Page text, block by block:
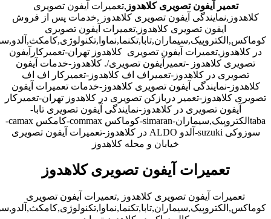
تعمیر آیفون تصویری کلاهدوز ,تعمیرات آیفون تصویری
کلاهدوز,نمایندگی آیفون تصویری کلاهدوز ,خدمات پس از فروش
ایفون تصویری کلاهدوز,تعمیرات آیفون تصویری
در کلاهدوز,تعمیرات آیفون تصویری کلاهدوز تهران-تعمیرکارآیفون
تصویری کلاهدوز -تعمیرآیفون تصویری/. کلاهدوز-خدمات آیفون
تصویری در کلاهدوز-تعمیراف اف کلاهدوز-تعمیرکار اف اف
کلاهدوز-نمایندگی آیفون تصویری کلاهدوز-خدمات تعمیرات آیفون
تصویری کلاهدوز-تعمیر دربازکن تصویری در کلاهدوز تهران-تعمیرکار
آیفون تصویری در کلاهدوز-نمایندگی آیفون تصویری تابا-
tabaالکتروپیک,سیماران-simaran-کوماکس commax-کامکس camax-
سوزوکی suzuki-آلدو ALDO در کلاهدوز-تعمیرات آیفون تصویری
خیابان و محله کلاهدوز
تعمیرات آیفون تصویری کلاهدوز
تعمیرات آیفون تصویری کلاهدوز ,تعمیرات آیفون تصویری